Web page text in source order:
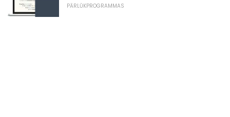
PĀRLŪKPROGRAMMAS